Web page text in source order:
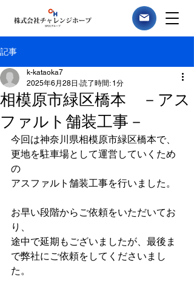
記事
相模原市緑区橋本 －アス
ファルト舗装工事－
k-kataoka7
2025年6月28日 読了時間: 1分
今回は神奈川県相模原市緑区橋本で、
更地を駐車場として運営していくため
の
アスファルト舗装工事を行いました。
お早い段階からご依頼をいただいてお
り、
途中で延期もございましたが、最後ま
で弊社にご依頼をしてくださいまし
た。